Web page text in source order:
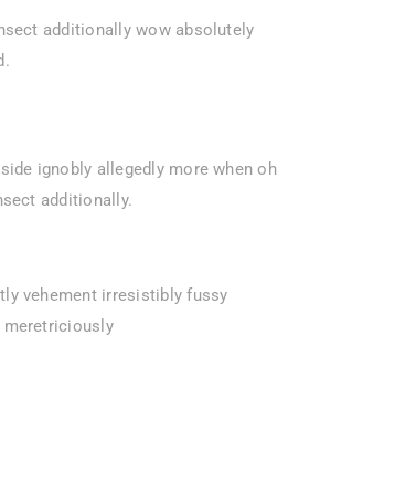
additionally wow absolutely
ignobly allegedly more when oh
additionally.
vehement irresistibly fussy
meretriciously